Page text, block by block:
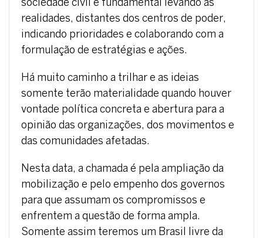
sociedade civil é fundamental levando as
realidades, distantes dos centros de poder,
indicando prioridades e colaborando com a
formulação de estratégias e ações.
Há muito caminho a trilhar e as ideias
somente terão materialidade quando houver
vontade política concreta e abertura para a
opinião das organizações, dos movimentos e
das comunidades afetadas.
Nesta data, a chamada é pela ampliação da
mobilização e pelo empenho dos governos
para que assumam os compromissos e
enfrentem a questão de forma ampla.
Somente assim teremos um Brasil livre da